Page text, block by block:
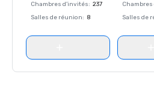
Chambres d'invités: 237
Salles de réunion: 8
Salles de